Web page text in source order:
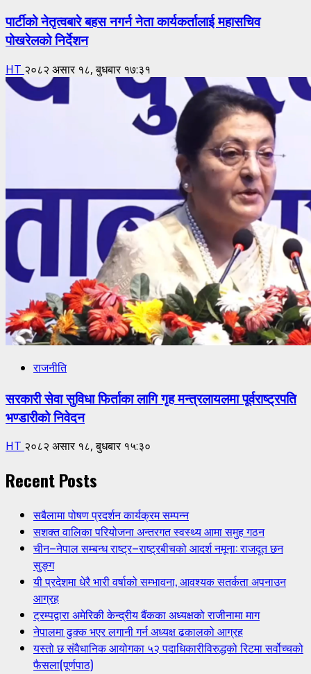
पार्टीको नेतृत्वबारे बहस नगर्न नेता कार्यकर्तालाई महासचिव
पोखरेलको निर्देशन
HT २०८२ असार १८, बुधबार १७:३१
राजनीति
सरकारी सेवा सुविधा फिर्ताका लागि गृह मन्त्रलायलमा पूर्वराष्ट्रपति
भण्डारीको निवेदन
HT २०८२ असार १८, बुधबार १५:३०
Recent Posts
सबैलामा पोषण प्रदर्शन कार्यक्रम सम्पन्न
सशक्त वालिका परियोजना अन्तरगत स्वस्थ्य आमा समुह गठन
चीन–नेपाल सम्बन्ध राष्ट्र–राष्ट्रबीचको आदर्श नमूना: राजदूत छन
सुङ्ग
यी प्रदेशमा धेरै भारी वर्षाको सम्भावना, आवश्यक सतर्कता अपनाउन
आग्रह
ट्रम्पद्वारा अमेरिकी केन्द्रीय बैंकका अध्यक्षको राजीनामा माग
नेपालमा ढुक्क भएर लगानी गर्न अध्यक्ष ढकालको आग्रह
यस्तो छ संवैधानिक आयोगका ५२ पदाधिकारीविरुद्धको रिटमा सर्वोच्चको
फैसला(पूर्णपाठ)